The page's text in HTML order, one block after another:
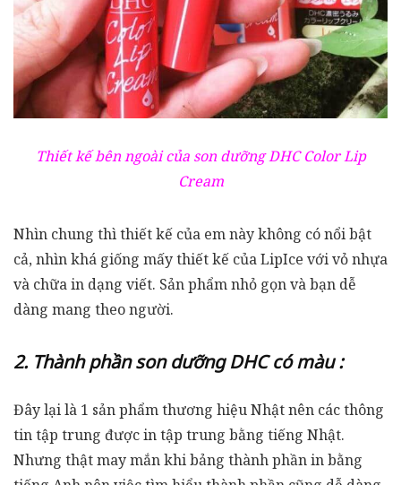
Thiết kế bên ngoài của son dưỡng DHC Color Lip
Cream
Nhìn chung thì thiết kế của em này không có nổi bật
cả, nhìn khá giống mấy thiết kế của LipIce với vỏ nhựa
và chữa in dạng viết. Sản phẩm nhỏ gọn và bạn dễ
dàng mang theo người.
2. Thành phần son dưỡng DHC có màu :
Đây lại là 1 sản phẩm thương hiệu Nhật nên các thông
tin tập trung được in tập trung bằng tiếng Nhật.
Nhưng thật may mắn khi bảng thành phần in bằng